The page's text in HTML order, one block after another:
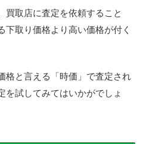
買取店に査定を依頼すること
下取り価格より高い価格が付く
格と言える「時価」で査定され
を試してみてはいかがでしょ